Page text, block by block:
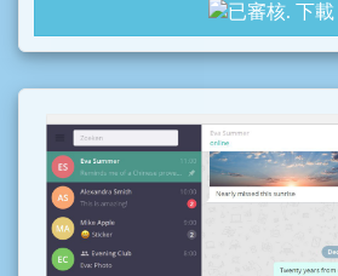
下載